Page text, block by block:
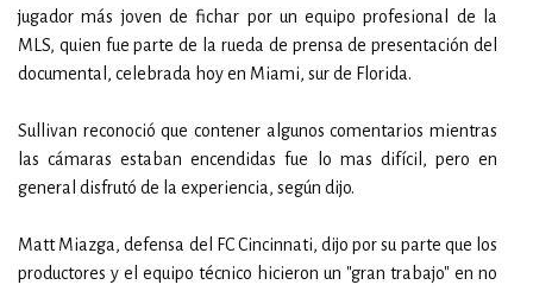
jugador más joven de fichar por un equipo profesional de la
MLS, quien fue parte de la rueda de prensa de presentación del
documental, celebrada hoy en Miami, sur de Florida.
Sullivan reconoció que contener algunos comentarios mientras
las cámaras estaban encendidas fue lo mas difícil, pero en
general disfrutó de la experiencia, según dijo.
Matt Miazga, defensa del FC Cincinnati, dijo por su parte que los
productores y el equipo técnico hicieron un "gran trabajo" en no